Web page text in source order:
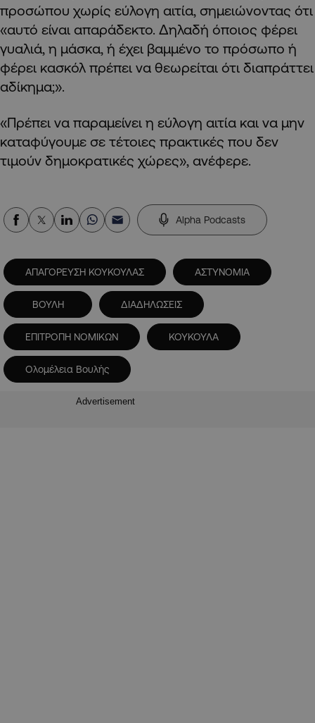
προσώπου χωρίς εύλογη αιτία, σημειώνοντας ότι
«αυτό είναι απαράδεκτο. Δηλαδή όποιος φέρει
γυαλιά, η μάσκα, ή έχει βαμμένο το πρόσωπο ή
φέρει κασκόλ πρέπει να θεωρείται ότι διαπράττει
αδίκημα;».
«Πρέπει να παραμείνει η εύλογη αιτία και να μην
καταφύγουμε σε τέτοιες πρακτικές που δεν
τιμούν δημοκρατικές χώρες», ανέφερε.
Alpha Podcasts
ΑΠΑΓΟΡΕΥΣΗ ΚΟΥΚΟΥΛΑΣ ΑΣΤΥΝΟΜΙΑ
ΒΟΥΛΗ ΔΙΑΔΗΛΩΣΕΙΣ
ΕΠΙΤΡΟΠΗ ΝΟΜΙΚΩΝ ΚΟΥΚΟΥΛΑ
Ολομέλεια Βουλής
Advertisement